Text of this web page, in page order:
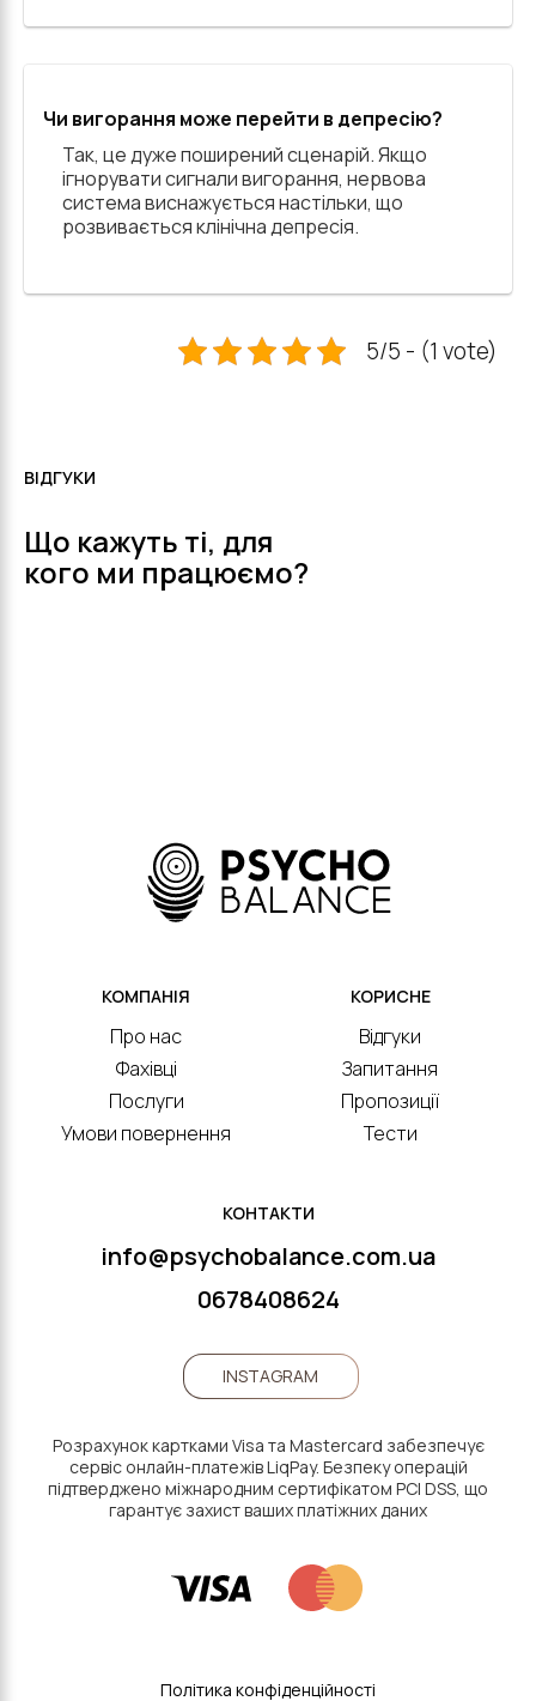
Чи вигорання може перейти в депресію?
Так, це дуже поширений сценарій. Якщо
ігнорувати сигнали вигорання, нервова
система виснажується настільки, що
розвивається клінічна депресія.
5/5 - (1 vote)
ВІДГУКИ
Що кажуть ті, для
кого ми працюємо?
КОМПАНІЯ
Про нас
Фахівці
Послуги
Умови повернення
КОРИСНЕ
Відгуки
Запитання
Пропозиції
Тести
КОНТАКТИ
info@psychobalance.com.ua
0678408624
INSTAGRAM
Розрахунок картками Visa та Mastercard забезпечує
сервіс онлайн-платежів LiqPay. Безпеку операцій
підтверджено міжнародним сертифікатом PCI DSS, що
гарантує захист ваших платіжних даних
Політика конфіденційності